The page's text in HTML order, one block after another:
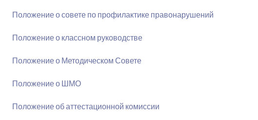
Положение о совете по профилактике правонарушений
Положение о классном руководстве
Положение о Методическом Совете
Положение о ШМО
Положение об аттестационной комиссии